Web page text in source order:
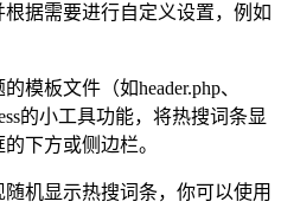
据需要进行自定义设置，例如
模板文件（如header.php、
的小工具功能，将热搜词条显
下方或侧边栏。
机显示热搜词条，你可以使用